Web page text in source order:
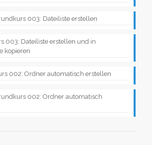
003: Dateiliste erstellen
003: Dateiliste erstellen und in
kopieren
002: Ordner automatisch erstellen
002: Ordner automatisch